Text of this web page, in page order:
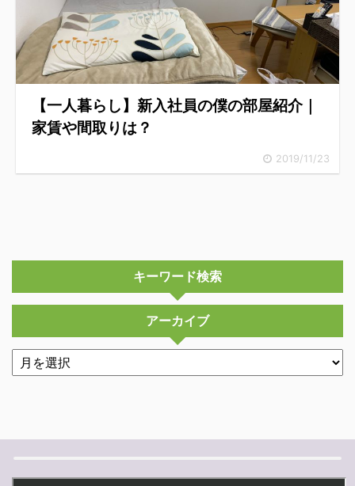
【一人暮らし】新入社員の僕の部屋紹介｜
家賃や間取りは？
2019/11/23
キーワード検索
アーカイブ